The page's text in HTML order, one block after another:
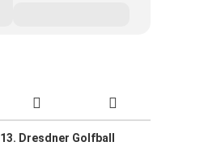
13. Dresdner Golfball